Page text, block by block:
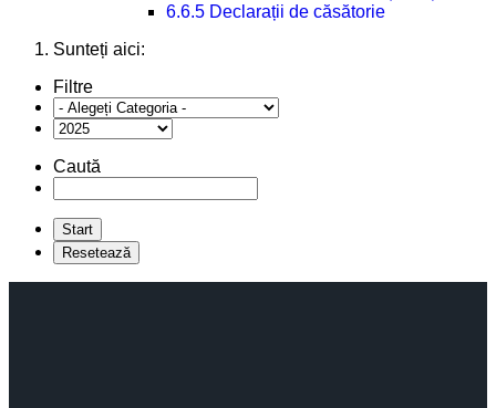
6.6.5 Declarații de căsătorie
Sunteți aici:
Filtre
Caută